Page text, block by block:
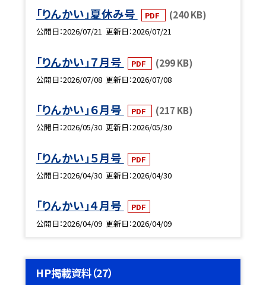
「りんかい」夏休み号 PDF (240 KB)
公開日 2026/07/21 更新日 2026/07/21
「りんかい」７月号 PDF (299 KB)
公開日 2026/07/08 更新日 2026/07/08
「りんかい」６月号 PDF (217 KB)
公開日 2026/05/30 更新日 2026/05/30
「りんかい」５月号
PDF
公開日 2026/04/30 更新日 2026/04/30
「りんかい」４月号
PDF
公開日 2026/04/09 更新日 2026/04/09
HP掲載資料（27）